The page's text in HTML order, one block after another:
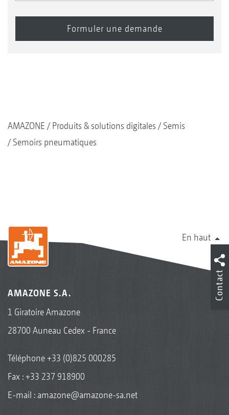
AMAZONE Produits & solutions digitales
Semis
Semoirs pneumatiques
En haut
AMAZONE S.A.
1 Giratoire Amazone
28700 Auneau Cedex - France
Téléphone+33 (0)825 000285
Fax : +33 237 918900
E-mail : amazone@amazone-sa.net
Contact